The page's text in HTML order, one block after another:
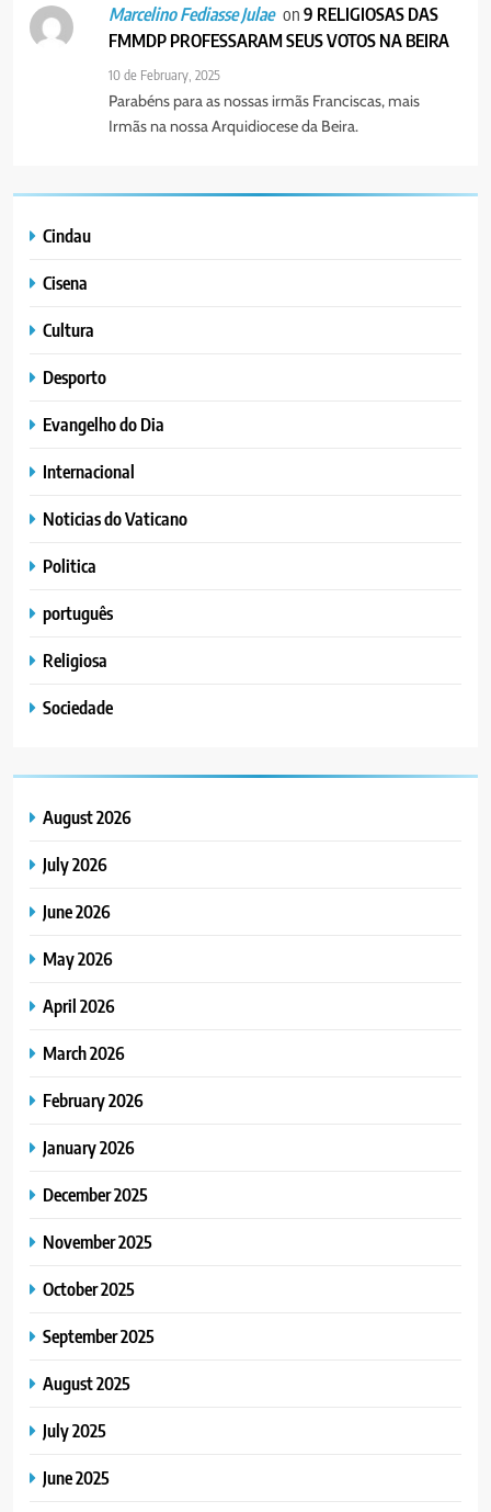
Marcelino Fediasse Julae on9 RELIGIOSAS DAS
FMMDP PROFESSARAM SEUS VOTOS NA BEIRA
10 de February, 2025
Parabéns para as nossas irmãs Franciscas, mais
Irmãs na nossa Arquidiocese da Beira.
Cindau
Cisena
Cultura
Desporto
Evangelho do Dia
Internacional
Noticias do Vaticano
Politica
português
Religiosa
Sociedade
August 2026
July 2026
June 2026
May 2026
April 2026
March 2026
February 2026
January 2026
December 2025
November 2025
October 2025
September 2025
August 2025
July 2025
June 2025